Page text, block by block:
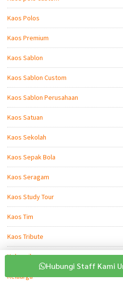
Kaos Polos
Kaos Premium
Kaos Sablon
Kaos Sablon Custom
Kaos Sablon Perusahaan
Kaos Satuan
Kaos Sekolah
Kaos Sepak Bola
Kaos Seragam
Kaos Study Tour
Kaos Tim
Kaos Tribute
Kebersihan
Keluarga
Hubungi Staff Kami